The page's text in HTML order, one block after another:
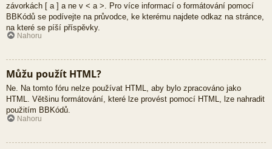
závorkách [ a ] a ne v < a >. Pro více informací o formátování pomocí
BBKódů se podívejte na průvodce, ke kterému najdete odkaz na stránce,
na které se píší příspěvky.
Nahoru
Můžu použít HTML?
Ne. Na tomto fóru nelze používat HTML, aby bylo zpracováno jako
HTML. Většinu formátování, které lze provést pomocí HTML, lze nahradit
použitím BBKódů.
Nahoru